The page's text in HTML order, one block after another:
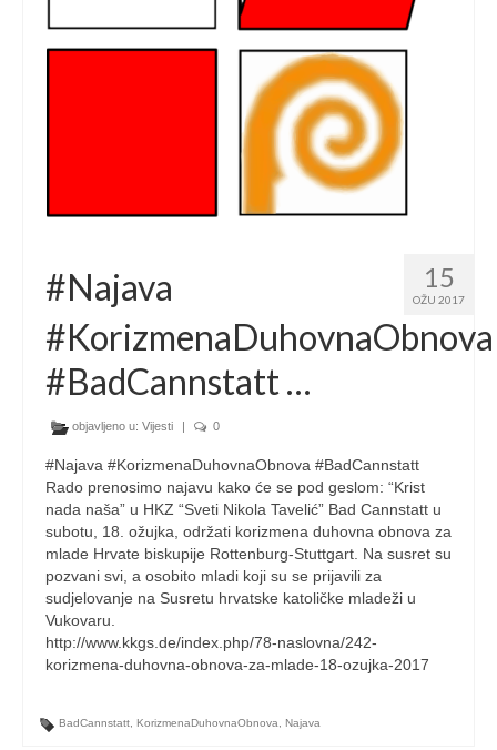
15
OŽU 2017
#Najava
#KorizmenaDuhovnaObnova
#BadCannstatt …
objavljeno u: Vijesti | 0
#Najava #KorizmenaDuhovnaObnova #BadCannstatt
Rado prenosimo najavu kako će se pod geslom: “Krist
nada naša” u HKZ “Sveti Nikola Tavelić” Bad Cannstatt u
subotu, 18. ožujka, održati korizmena duhovna obnova za
mlade Hrvate biskupije Rottenburg-Stuttgart. Na susret su
pozvani svi, a osobito mladi koji su se prijavili za
sudjelovanje na Susretu hrvatske katoličke mladeži u
Vukovaru.
http://www.kkgs.de/index.php/78-naslovna/242-
korizmena-duhovna-obnova-za-mlade-18-ozujka-2017
BadCannstatt KorizmenaDuhovnaObnova Najava